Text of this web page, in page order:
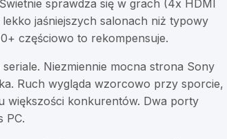
sprawdza się w grach (4x HDMI
jaśniejszych salonach niż typowy
częściowo to rekompensuje.
Niezmiennie mocna strona Sony
Ruch wygląda wzorcowo przy sporcie,
większości konkurentów. Dwa porty
PC.